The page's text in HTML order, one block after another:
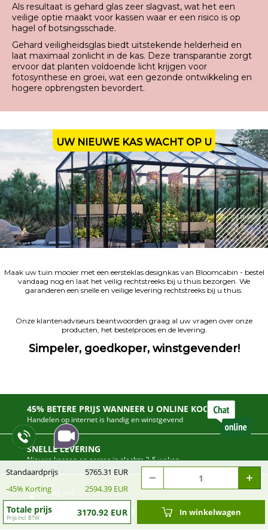
Als resultaat is gehard glas zeer slagvast, wat het een
veilige optie maakt voor kassen waar er een risico is op
hagel of botsingsschade.
Gehard veiligheidsglas biedt uitstekende helderheid en
laat maximaal zonlicht in de kas. Deze transparantie zorgt
ervoor dat planten voldoende licht krijgen voor
fotosynthese en groei, wat een gezonde ontwikkeling en
hogere opbrengsten bevordert.
UW NIEUWE KAS WACHT OP U
Maak uw tuin mooier met een eersteklas designkas van Bloomcabin - bestel
vandaag nog en laat het veilig rechtstreeks bij u thuis bezorgen. We
garanderen een snelle en veilige levering rechtstreeks bij u thuis.
Onze klantenadviseurs beantwoorden graag al uw vragen over onze
producten, het bestelproces en de levering.
Simpeler, goedkoper, winstgevender!
Standaardprijs
5765.31 EUR
-45% Korting 2594.39 EUR
Totale prijs
Prijs incl. BTW 3170.92 EUR In winkelwagen
45% BETERE PRIJS WANNEER U ONLINE KOOPT
Handelen op internet is handig en winstgevend
SNELLE LEVERING
Nieuwe kassen en serres in slechts 2-5 weken
Vraag ons
info@bloomcabin.com